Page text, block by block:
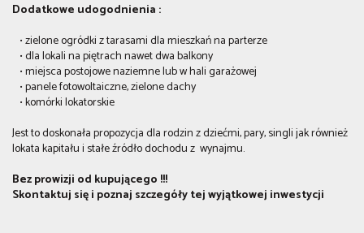
Dodatkowe udogodnienia :
• zielone ogródki z tarasami dla mieszkań na parterze
• dla lokali na piętrach nawet dwa balkony
• miejsca postojowe naziemne lub w hali garażowej
• panele fotowoltaiczne, zielone dachy
• komórki lokatorskie
Jest to doskonała propozycja dla rodzin z dziećmi, pary, singli jak również
lokata kapitału i stałe źródło dochodu z wynajmu.
Bez prowizji od kupującego !!!
Skontaktuj się i poznaj szczegóły tej wyjątkowej inwestycji